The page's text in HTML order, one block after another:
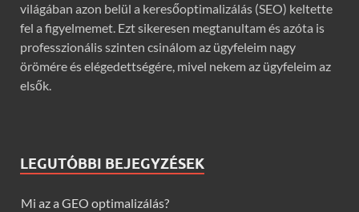
világában azon belül a keresőoptimalizálás (SEO) keltette
fel a figyelmemet. Ezt sikeresen megtanultam és azóta is
professzionális szinten csinálom az ügyfeleim nagy
örömére és elégedettségére, mivel nekem az ügyfeleim az
elsők.
LEGUTÓBBI BEJEGYZÉSEK
Mi az a GEO optimalizálás?